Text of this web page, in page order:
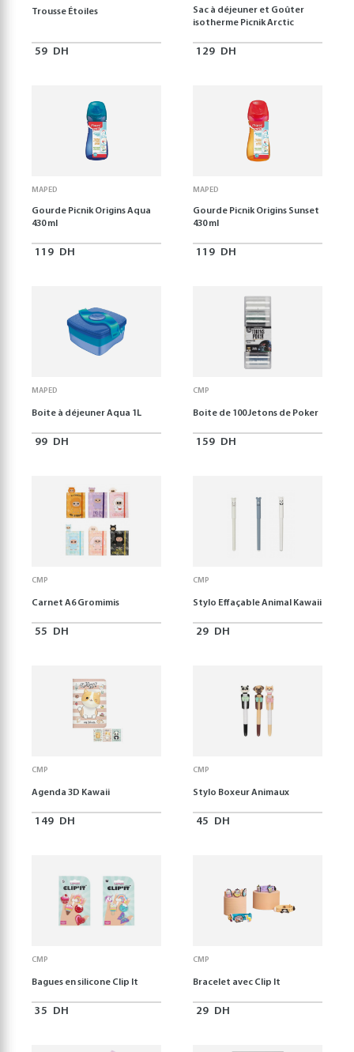
Trousse Étoiles
59 DH
Sac à déjeuner et Goûter
isotherme Picnik Arctic
129 DH
MAPED
Gourde Picnik Origins Aqua
430 ml
119 DH
MAPED
Gourde Picnik Origins Sunset
430 ml
119 DH
MAPED
Boite à déjeuner Aqua 1L
99 DH
CMP
Boite de 100 Jetons de Poker
159 DH
CMP
Carnet A6 Gromimis
55 DH
CMP
Stylo Effaçable Animal Kawaii
29 DH
CMP
Agenda 3D Kawaii
149 DH
CMP
Stylo Boxeur Animaux
45 DH
CMP
Bagues en silicone Clip It
35 DH
CMP
Bracelet avec Clip It
29 DH